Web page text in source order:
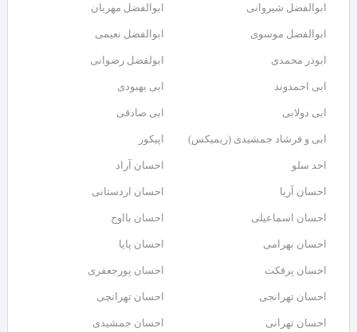
ابوالفضل شیروانی ابوالفضل مهربان
ابوالفضل موسوی ابوالفضل نعیمی
ابوذر محمدی ابولفضل رضوانی
ابی احمدوند ابی بهبودی
ابی دولابی ابی صادقی
ابی و فرشاد جمشیدی (ریمیکس) اپیکور
احد سلو احسان آراد
احسان آریا احسان اردستانی
احسان اسماعیلی احسان بااوج
احسان بهرامی احسان پایا
احسان پرفکت احسان پورجعفری
احسان تهرانجی احسان تهرانچی
احسان تهرانی احسان جمشیدی